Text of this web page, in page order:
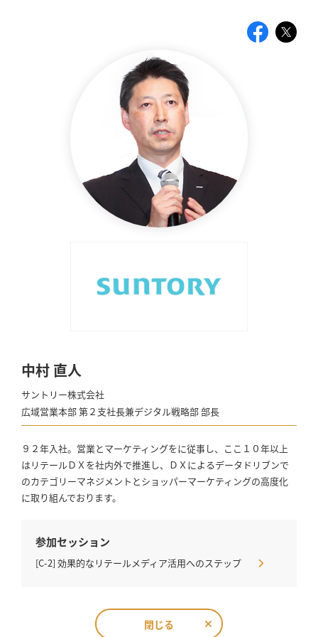
中村 直人
サントリー株式会社
広域営業本部 第２支社長兼デジタル戦略部 部長
９２年入社。営業とマーケティングをに従事し、ここ１０年以上
はリテールＤＸを社内外で推進し、ＤＸによるデータドリブンで
のカテゴリーマネジメントとショッパーマーケティングの高度化
に取り組んでおります。
参加セッション
[C-2] 効果的なリテールメディア活用へのステップ
閉じる